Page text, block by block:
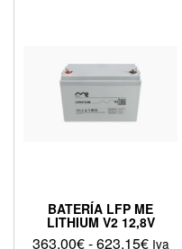
se
pueden
elegir
producto
BATERÍA LFP ME
LITHIUM V2 12,8V
363,00€-623,15€Rango
Iva